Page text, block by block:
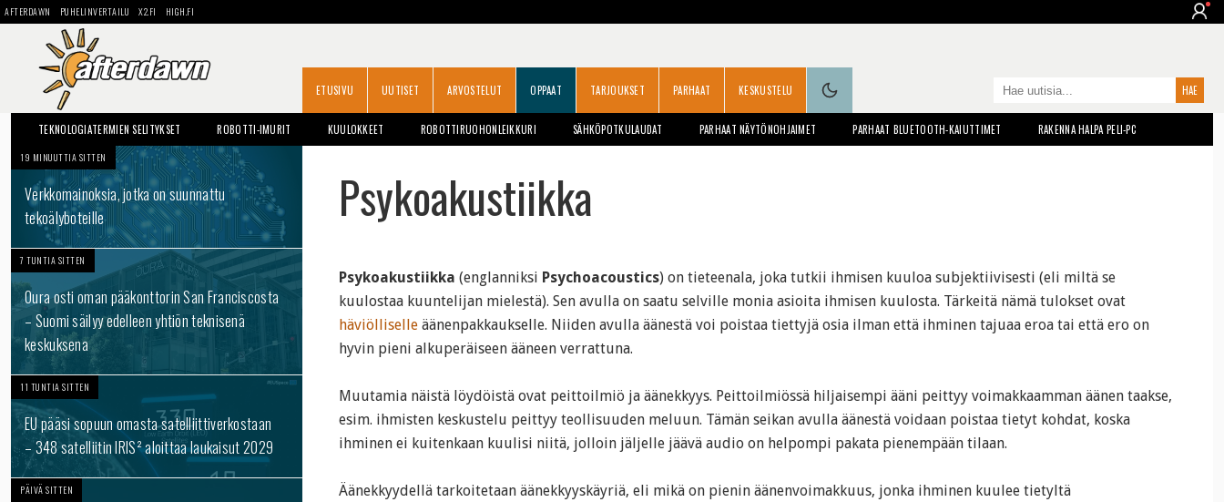
AFTERDAWN PUHELINVERTAILU X2.FI HIGH.FI
ETUSIVU UUTISET ARVOSTELUT OPPAAT TARJOUKSET PARHAAT KESKUSTELU
TEKNOLOGIATERMIEN SELITYKSET ROBOTTI-IMURIT KUULOKKEET ROBOTTIRUOHONLEIKKURI SÄHKÖPOTKULAUDAT PARHAAT NÄYTÖNOHJAIMET PARHAAT BLUETOOTH-KAIUTTIMET RAKENNA HALPA PELI-PC
OPAS: KOVALEVYN VAIHTO
19 MINUUTTIA SITTEN
Verkkomainoksia, jotka on suunnattu
tekoälyboteille
7 TUNTIA SITTEN
Oura osti oman pääkonttorin San Franciscosta
– Suomi säilyy edelleen yhtiön teknisenä
keskuksena
11 TUNTIA SITTEN
EU pääsi sopuun omasta satelliittiverkostaan
– 348 satelliitin IRIS² aloittaa laukaisut 2029
PÄIVÄ SITTEN
Psykoakustiikka
Psykoakustiikka (englanniksi Psychoacoustics) on tieteenala, joka tutkii ihmisen kuuloa subjektiivisesti (eli miltä se
kuulostaa kuuntelijan mielestä). Sen avulla on saatu selville monia asioita ihmisen kuulosta. Tärkeitä nämä tulokset ovat
häviölliselle äänenpakkaukselle. Niiden avulla äänestä voi poistaa tiettyjä osia ilman että ihminen tajuaa eroa tai että ero on
hyvin pieni alkuperäiseen ääneen verrattuna.
Muutamia näistä löydöistä ovat peittoilmiö ja äänekkyys. Peittoilmiössä hiljaisempi ääni peittyy voimakkaamman äänen taakse,
esim. ihmisten keskustelu peittyy teollisuuden meluun. Tämän seikan avulla äänestä voidaan poistaa tietyt kohdat, koska
ihminen ei kuitenkaan kuulisi niitä, jolloin jäljelle jäävä audio on helpompi pakata pienempään tilaan.
Äänekkyydellä tarkoitetaan äänekkyyskäyriä, eli mikä on pienin äänenvoimakkuus, jonka ihminen kuulee tietyltä